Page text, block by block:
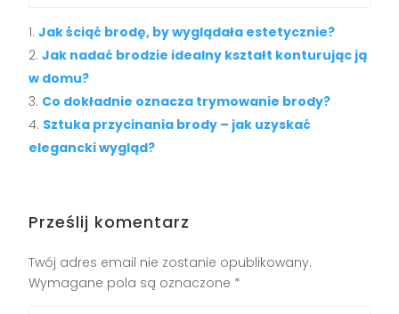
Jak ściąć brodę, by wyglądała estetycznie?
Jak nadać brodzie idealny kształt konturując ją
w domu?
Co dokładnie oznacza trymowanie brody?
Sztuka przycinania brody – jak uzyskać
elegancki wygląd?
Prześlij komentarz
Twój adres email nie zostanie opublikowany.
Wymagane pola są oznaczone *